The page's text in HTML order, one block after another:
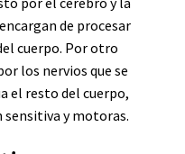
de procesar
cuerpo. Por otro
los nervios que se
el resto del cuerpo,
y motoras.